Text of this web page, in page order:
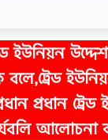
ইউনিয়ন
বলে,ট্রেড
প্রধান
আলোচনা